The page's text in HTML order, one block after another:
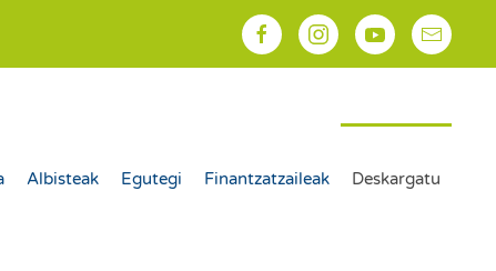
Albisteak Egutegi Finantzatzaileak Deskargatu